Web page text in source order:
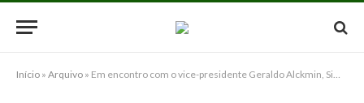
Início » Arquivo » Em encontro com o vice-presidente Geraldo Alckmin, Simepe destaca pautas importantes em defesa da categoria